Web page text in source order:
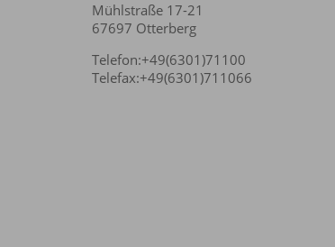
Mühlstraße 17-21
67697 Otterberg
Telefon:+49(6301)71100
Telefax:+49(6301)711066